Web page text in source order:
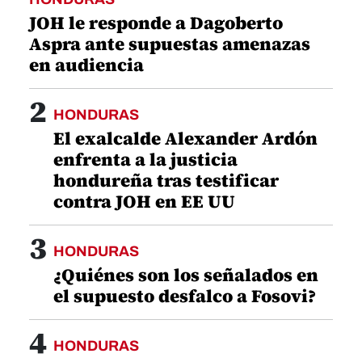
JOH le responde a Dagoberto
Aspra ante supuestas amenazas
en audiencia
2 HONDURAS
El exalcalde Alexander Ardón
enfrenta a la justicia
hondureña tras testificar
contra JOH en EE UU
3 HONDURAS
¿Quiénes son los señalados en
el supuesto desfalco a Fosovi?
4 HONDURAS